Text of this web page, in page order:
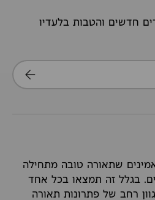
חדשים והטבות בלעדיו
הרשמה
שתאורה טובה מתחילה
בגלל זה תמצאו בכל אחד
רחב של פתרונות תאורה